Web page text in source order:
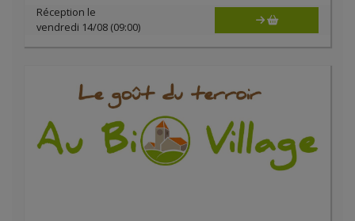
Réception le
vendredi 14/08 (09:00)